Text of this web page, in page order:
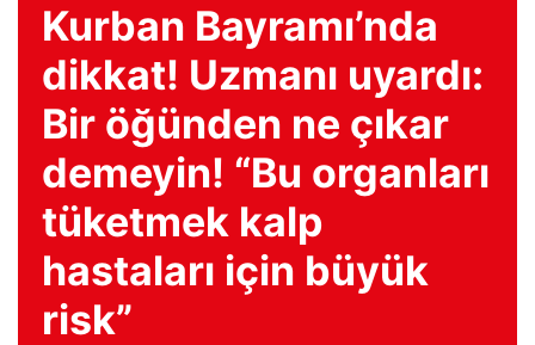
Kurban Bayramı’nda
dikkat! Uzmanı uyardı:
Bir öğünden ne çıkar
demeyin! “Bu organları
tüketmek kalp
hastaları için büyük
risk”